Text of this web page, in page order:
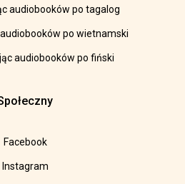
audiobooków po tagalog
audiobooków po wietnamski
audiobooków po fiński
Facebook
Instagram